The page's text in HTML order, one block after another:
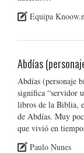
Equipa
Abdías
Abdías (personaje
significa “servidor
libros de la Biblia,
de Abdías. Muy
que vivió en
Paulo Nunes